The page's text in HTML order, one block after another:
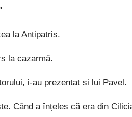
la Antipatris.
la cazarmă.
i-au prezentat și lui Pavel.
Când a înțeles că era din